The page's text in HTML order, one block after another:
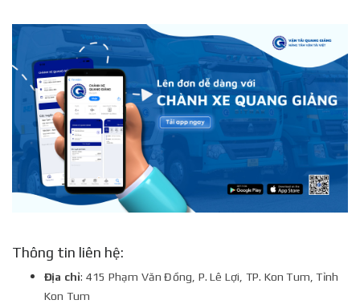
Thông tin liên hệ:
Địa chỉ: 415 Phạm Văn Đồng, P. Lê Lợi, TP. Kon Tum, Tỉnh
Kon Tum